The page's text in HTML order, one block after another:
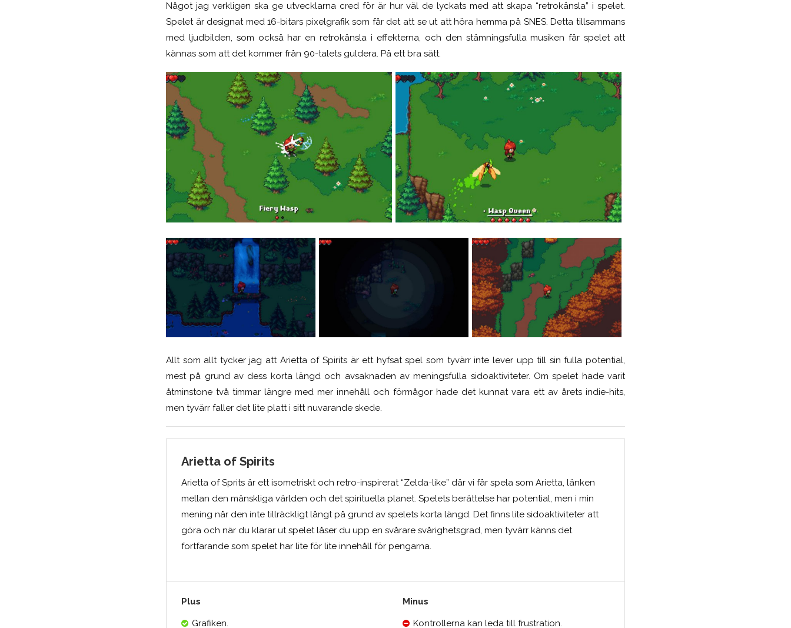
Något jag verkligen ska ge utvecklarna cred för är hur väl de lyckats med att skapa “retrokänsla” i spelet.
Spelet är designat med 16-bitars pixelgrafik som får det att se ut att höra hemma på SNES. Detta tillsammans
med ljudbilden, som också har en retrokänsla i effekterna, och den stämningsfulla musiken får spelet att
kännas som att det kommer från 90-talets guldera. På ett bra sätt.
Allt som allt tycker jag att Arietta of Spirits är ett hyfsat spel som tyvärr inte lever upp till sin fulla potential,
mest på grund av dess korta längd och avsaknaden av meningsfulla sidoaktiviteter. Om spelet hade varit
åtminstone två timmar längre med mer innehåll och förmågor hade det kunnat vara ett av årets indie-hits,
men tyvärr faller det lite platt i sitt nuvarande skede.
Arietta of Spirits
Arietta of Sprits är ett isometriskt och retro-inspirerat “Zelda-like” där vi får spela som Arietta, länken
mellan den mänskliga världen och det spirituella planet. Spelets berättelse har potential, men i min
mening når den inte tillräckligt långt på grund av spelets korta längd. Det finns lite sidoaktiviteter att
göra och när du klarar ut spelet låser du upp en svårare svårighetsgrad, men tyvärr känns det
fortfarande som spelet har lite för lite innehåll för pengarna.
Plus
Grafiken.
Minus
Kontrollerna kan leda till frustration.